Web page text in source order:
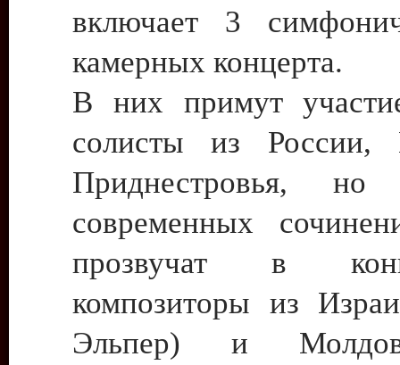
включает 3
камерных концерта.
В них примут
солисты из
Приднестровья,
современных
прозвучат в
композиторы из
Эльпер) и